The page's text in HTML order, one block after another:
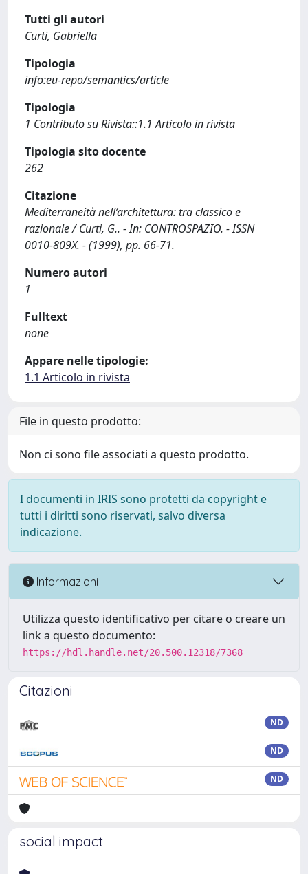
Tutti gli autori
Curti, Gabriella
Tipologia
info:eu-repo/semantics/article
Tipologia
1 Contributo su Rivista::1.1 Articolo in rivista
Tipologia sito docente
262
Citazione
Mediterraneità nell’architettura: tra classico e
razionale / Curti, G.. - In: CONTROSPAZIO. - ISSN
0010-809X. - (1999), pp. 66-71.
Numero autori
1
Fulltext
none
Appare nelle tipologie:
1.1 Articolo in rivista
File in questo prodotto:
Non ci sono file associati a questo prodotto.
I documenti in IRIS sono protetti da copyright e
tutti i diritti sono riservati, salvo diversa
indicazione.
Informazioni
Utilizza questo identificativo per citare o creare un
link a questo documento:
https://hdl.handle.net/20.500.12318/7368
Citazioni
ND
ND
ND
social impact